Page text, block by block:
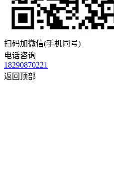
扫码加微信(手机同号)
电话咨询
18290870221
返回顶部